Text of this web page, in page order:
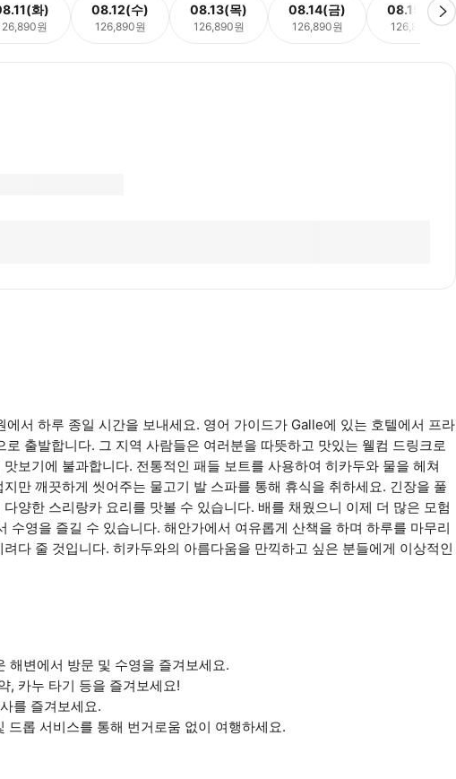
화)
원
08.12(수)
126,890원
08.13(목)
126,890원
08.14(금)
126,890원
08.15(토)
126,890원
서 하루 종일 시간을 보내세요. 영어 가이드가 Galle에 있는 호텔에서 프라
출발합니다. 그 지역 사람들은 여러분을 따뜻하고 맛있는 웰컴 드링크로
보기에 불과합니다. 전통적인 패들 보트를 사용하여 히카두와 물을 헤쳐
만 깨끗하게 씻어주는 물고기 발 스파를 통해 휴식을 취하세요. 긴장을 풀
양한 스리랑카 요리를 맛볼 수 있습니다. 배를 채웠으니 이제 더 많은 모험
수영을 즐길 수 있습니다. 해안가에서 여유롭게 산책을 하며 하루를 마무리
다 줄 것입니다. 히카두와의 아름다움을 만끽하고 싶은 분들에게 이상적인
해변에서 방문 및 수영을 즐겨보세요.
, 카누 타기 등을 즐겨보세요!
를 즐겨보세요.
롭 서비스를 통해 번거로움 없이 여행하세요.